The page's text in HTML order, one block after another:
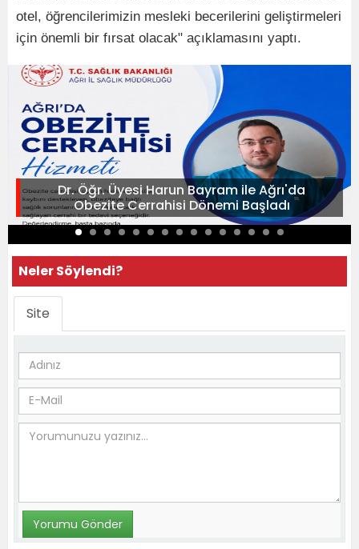
otel, öğrencilerimizin mesleki becerilerini geliştirmeleri
için önemli bir fırsat olacak" açıklamasını yaptı.
Dr. Öğr. Üyesi Harun Bayram ile Ağrı'da
Obezite Cerrahisi Dönemi Başladı
Neler Söylendi?
Site